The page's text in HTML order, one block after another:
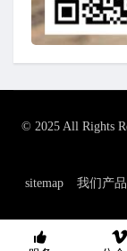
© 2025 All Rights
sitemap 我们产